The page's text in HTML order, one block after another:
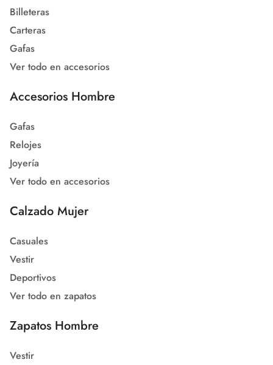
Billeteras
Carteras
Gafas
Ver todo en accesorios
Accesorios Hombre
Gafas
Relojes
Joyería
Ver todo en accesorios
Calzado Mujer
Casuales
Vestir
Deportivos
Ver todo en zapatos
Zapatos Hombre
Vestir